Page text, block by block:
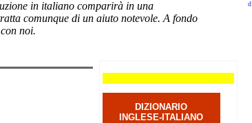
in italiano comparirà in una
comunque di un aiuto notevole. A fondo
noi.
DIZIONARIO
INGLESE-ITALIANO